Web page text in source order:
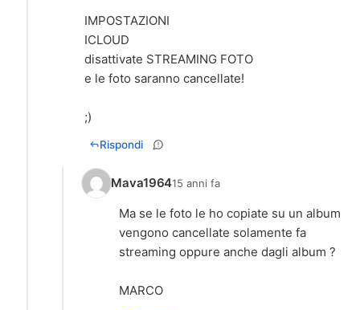
IMPOSTAZIONI
ICLOUD
disattivate STREAMING FOTO
e le foto saranno cancellate!
;)
Rispondi
Mava196415 anni fa
Ma se le foto le ho copiate su un album
vengono cancellate solamente fa
streaming oppure anche dagli album ?